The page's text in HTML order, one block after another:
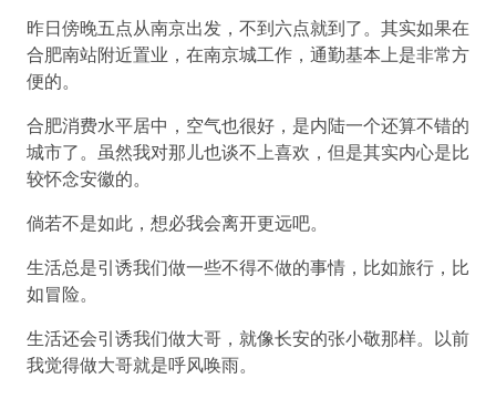
昨日傍晚五点从南京出发，不到六点就到了。其实如果在
合肥南站附近置业，在南京城工作，通勤基本上是非常方
便的。
合肥消费水平居中，空气也很好，是内陆一个还算不错的
城市了。虽然我对那儿也谈不上喜欢，但是其实内心是比
较怀念安徽的。
倘若不是如此，想必我会离开更远吧。
生活总是引诱我们做一些不得不做的事情，比如旅行，比
如冒险。
生活还会引诱我们做大哥，就像长安的张小敬那样。以前
我觉得做大哥就是呼风唤雨。